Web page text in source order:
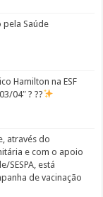
pela Saúde
Hamilton na ESF
04″ ? ??
através do
e com o apoio
SESPA, está
de vacinação